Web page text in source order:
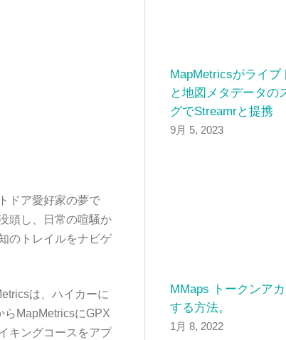
ドア愛好家の夢で
頭し、日常の喧騒か
のトレイルをナビゲ
は、ハイカーに
らMapMetricsにGPX
キングコースをアプ
MapMetricsがライブ
と地図メタデータの
グでStreamrと提携
9月 5, 2023
MMaps トークンア
する方法。
1月 8, 2022